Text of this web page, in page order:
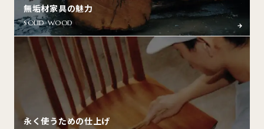
無垢材家具の魅力
SOLID WOOD
永く使うための仕上げ